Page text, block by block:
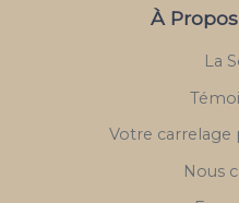
À
La
Votre carrelage
Nous